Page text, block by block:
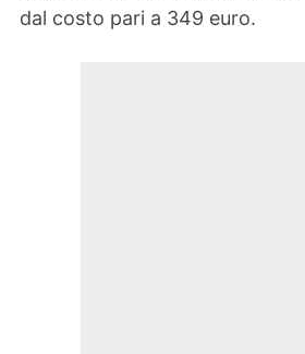
dal costo pari a 349 euro.